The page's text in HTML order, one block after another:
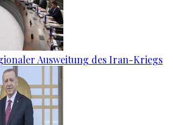
Ausweitung des Iran-Kriegs